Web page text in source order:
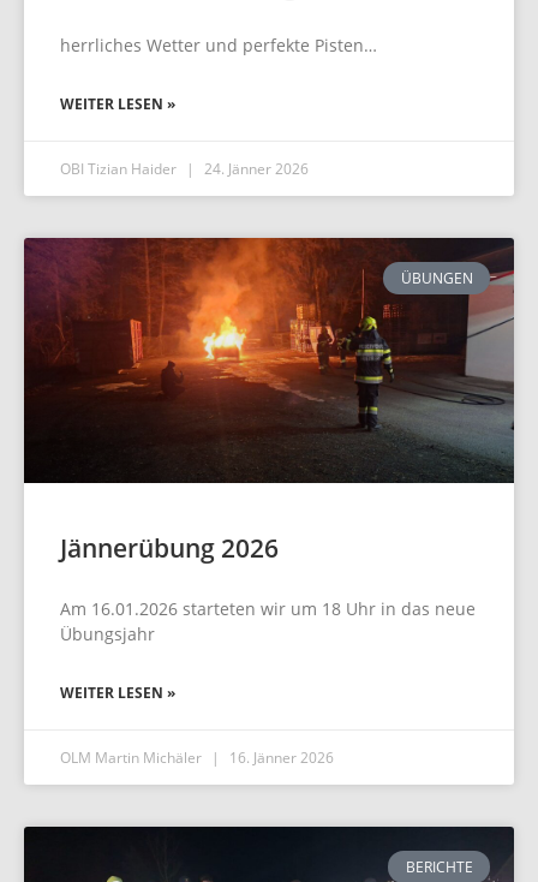
herrliches Wetter und perfekte Pisten…
WEITER LESEN »
OBI Tizian Haider 24. Jänner 2026
ÜBUNGEN
Jännerübung 2026
Am 16.01.2026 starteten wir um 18 Uhr in das neue
Übungsjahr
WEITER LESEN »
OLM Martin Michäler 16. Jänner 2026
BERICHTE